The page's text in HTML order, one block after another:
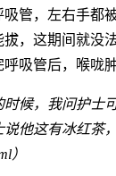
管，左右手都
，这期间就没
吸管后，喉咙
时候，我问护士
他这有冰红茶
）